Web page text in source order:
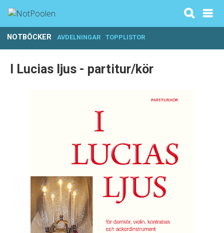
NOTBÖCKER AVDELNINGAR TOPPLISTOR
I Lucias ljus - partitur/kör